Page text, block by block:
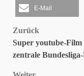
E-Mail
Zurück
Super youtube-Film
zentrale